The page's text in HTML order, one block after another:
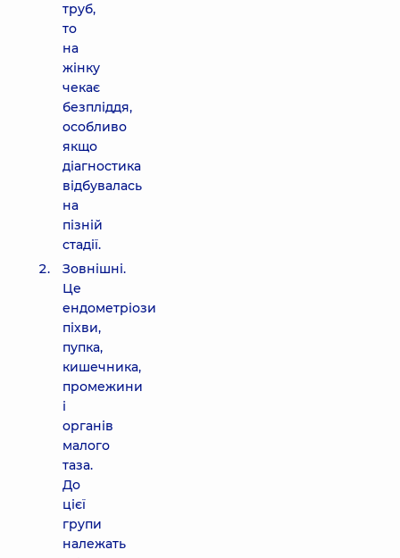
труб,
то
на
жінку
чекає
безпліддя,
особливо
якщо
діагностика
відбувалась
на
пізній
стадії.
Зовнішні.
Це
ендометріози
піхви,
пупка,
кишечника,
промежини
і
органів
малого
таза.
До
цієї
групи
належать